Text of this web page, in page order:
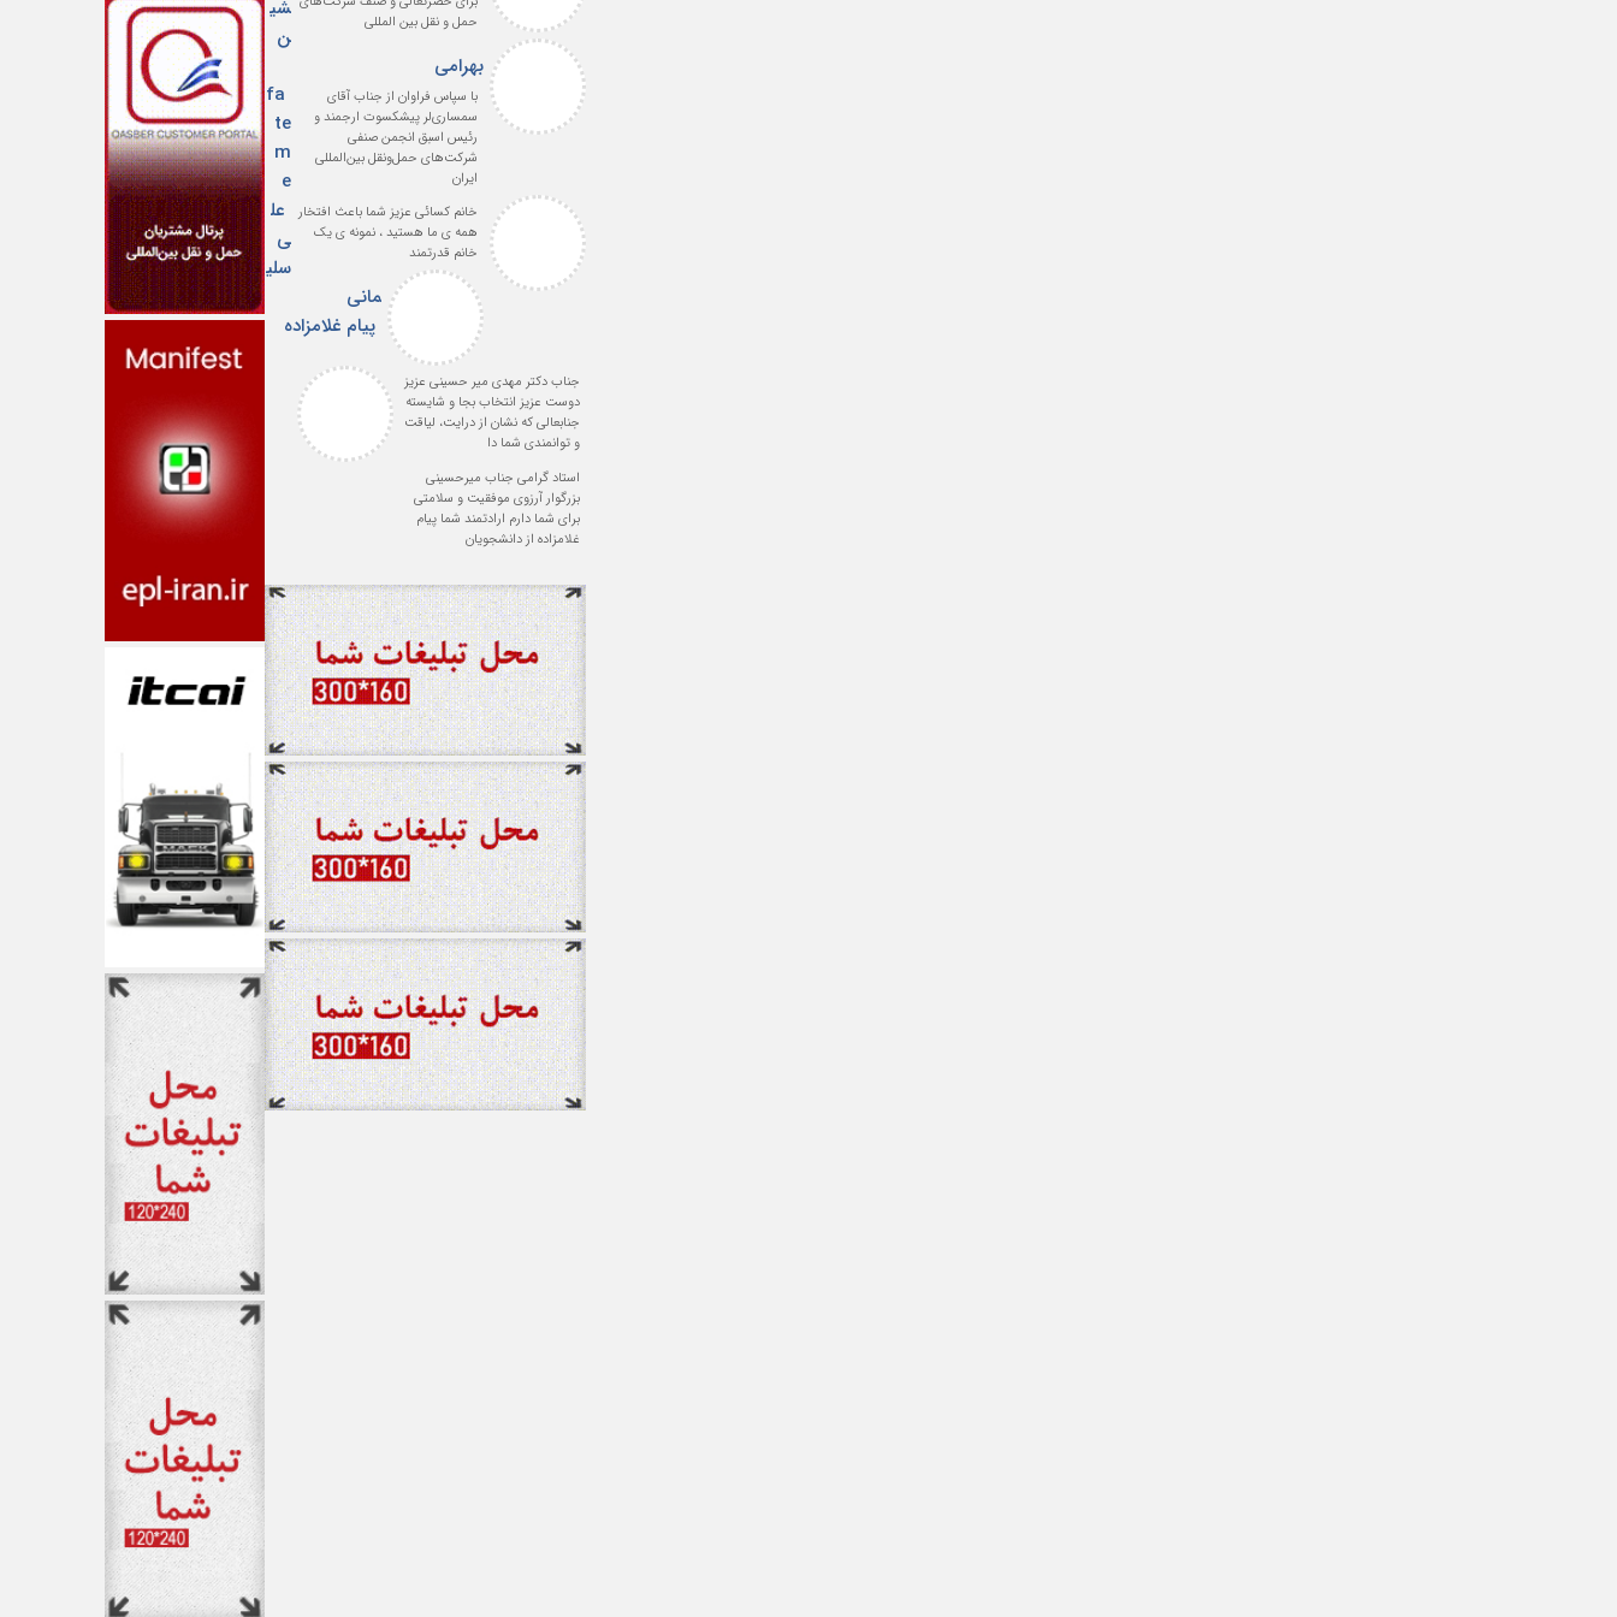
حمل و نقل بین المللی
شی
ن
بهرامی
با سپاس فراوان از جناب آقای
سمساری‌لر پیشکسوت ارجمند و
رئیس اسبق انجمن صنفی
شرکت‌های حمل‌ونقل بین‌المللی
ایران
fa
te
m
e
خانم کسائی عزیز شما باعث افتخار
همه ی ما هستید ، نمونه ی یک
خانم قدرتمند
عل
ی
سلی
مانی
جناب دکتر مهدی میر حسینی عزیز
دوست عزیز انتخاب بجا و شایسته
جنابعالی که نشان از درایت، لیاقت
و توانمندی شما دا
پیام غلامزاده
استاد گرامی جناب میرحسینی
بزرگوار آرزوی موفقیت و سلامتی
برای شما دارم ارادتمند شما پیام
غلامزاده از دانشجویان